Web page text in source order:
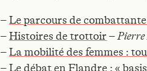
–Le parcours de
–Histoires de trottoir–Pierre
–La mobilité des femmes :
–Le débat en Flandre : «